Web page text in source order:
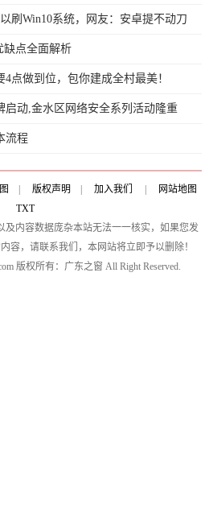
刷Win10系统，网友：安卓提不动刀
缺点全面解析
点做到位，包你建成全村最美！
启动,金水区网络安全系列活动隆重
流程
版权声明 加入我们
网站地图
TXT
内容数据庞杂本站无法一一核实，如果您发
容，请联系我们，本网站将立即予以删除！
版权所有：广东之窗 All Right Reserved.